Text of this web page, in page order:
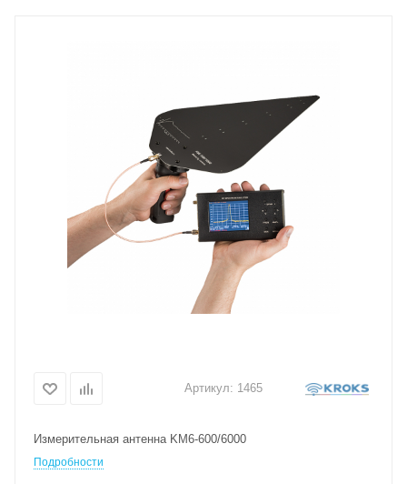
Артикул: 1465
Измерительная антенна KM6-600/6000
Подробности